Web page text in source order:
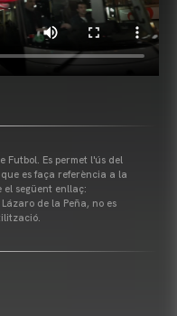
Futbol. Es permet l'ús del
es faça referència a la
el següent enllaç:
de la Peña, no es